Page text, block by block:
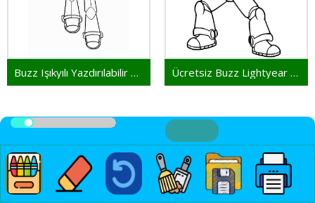
Buzz Işıkyılı Yazdırılabilir Ücretsiz Ücretsiz Buzz Lightyear Yazdırılacak